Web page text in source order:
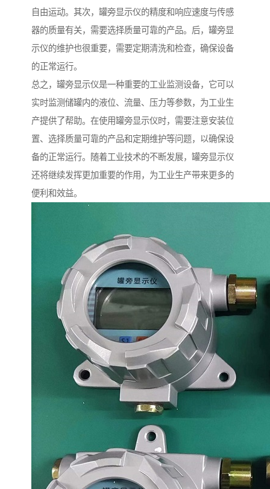
自由运动。其次，罐旁显示仪的精度和响应速度与传感
器的质量有关，需要选择质量可靠的产品。后，罐旁显
示仪的维护也很重要，需要定期清洗和检查，确保设备
的正常运行。
总之，罐旁显示仪是一种重要的工业监测设备，它可以
实时监测储罐内的液位、流量、压力等参数，为工业生
产提供了帮助。在使用罐旁显示仪时，需要注意安装位
置、选择质量可靠的产品和定期维护等问题，以确保设
备的正常运行。随着工业技术的不断发展，罐旁显示仪
还将继续发挥更加重要的作用，为工业生产带来更多的
便利和效益。